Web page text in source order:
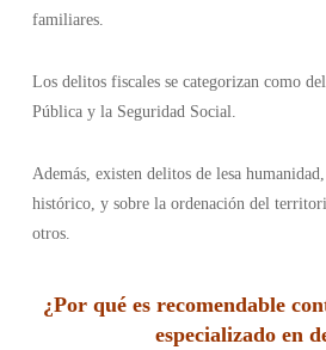
familiares.
Los delitos fiscales se categorizan como
Pública y la Seguridad Social.
Además, existen delitos de lesa
histórico, y sobre la ordenación del
otros.
¿Por qué es recomendable
especializado en